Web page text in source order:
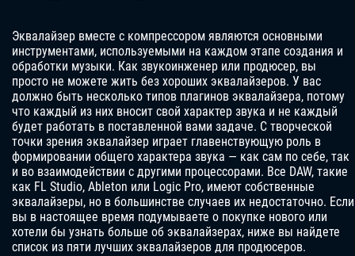
Эквалайзер вместе с компрессором являются основными
инструментами, используемыми на каждом этапе создания и
обработки музыки. Как звукоинженер или продюсер, вы
просто не можете жить без хороших эквалайзеров. У вас
должно быть несколько типов плагинов эквалайзера, потому
что каждый из них вносит свой характер звука и не каждый
будет работать в поставленной вами задаче. С творческой
точки зрения эквалайзер играет главенствующую роль в
формировании общего характера звука — как сам по себе, так
и во взаимодействии с другими процессорами. Все DAW, такие
как FL Studio, Ableton или Logic Pro, имеют собственные
эквалайзеры, но в большинстве случаев их недостаточно. Если
вы в настоящее время подумываете о покупке нового или
хотели бы узнать больше об эквалайзерах, ниже вы найдете
список из пяти лучших эквалайзеров для продюсеров.